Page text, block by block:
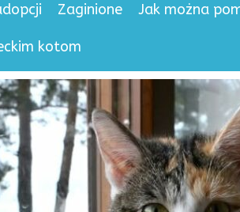
Zaginione Jak można
kotom